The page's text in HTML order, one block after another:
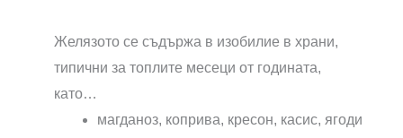
Желязото се съдържа в изобилие в храни,
типични за топлите месеци от годината,
като…
магданоз, коприва, кресон, касис, ягоди